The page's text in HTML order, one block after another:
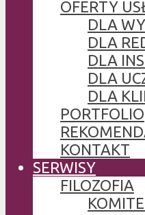
OFERTY
DLA
DLA
DLA
DLA
DLA
PORTFOLIO
KONTAKT
SERWISY
FILOZOFIA